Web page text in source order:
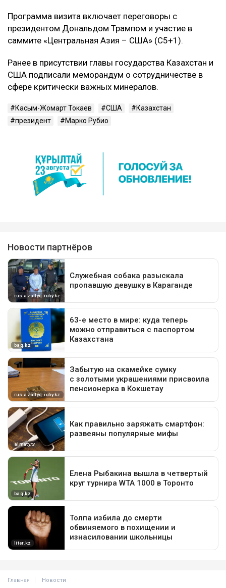
Программа визита включает переговоры с
президентом Дональдом Трампом и участие в
саммите «Центральная Азия – США» (C5+1).
Ранее в присутствии главы государства Казахстан и
США подписали меморандум о сотрудничестве в
сфере критически важных минералов.
Касым-Жомарт Токаев США
Казахстан
президент
Марко Рубио
Главная Новости